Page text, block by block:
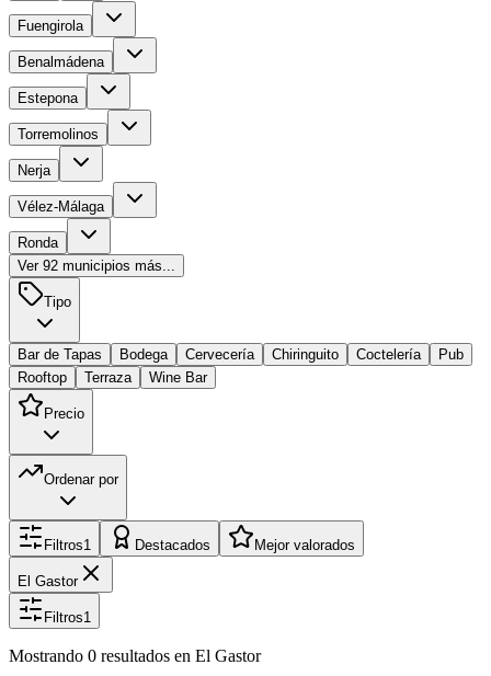
Fuengirola
Benalmádena
Estepona
Torremolinos
Nerja
Vélez-Málaga
Ronda
Ver 92 municipios más...
Tipo
Bar de Tapas Bodega Cervecería Chiringuito Coctelería
Pub
Rooftop
Terraza Wine Bar
Precio
Ordenar por
Filtros1 Destacados Mejor valorados
El Gastor
Filtros1
Mostrando 0 resultados en El Gastor